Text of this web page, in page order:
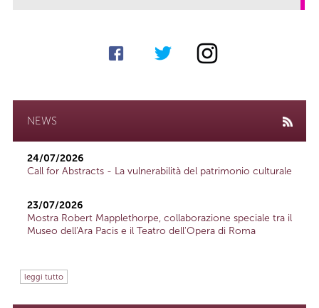
NEWS
24/07/2026
Call for Abstracts - La vulnerabilità del patrimonio culturale
23/07/2026
Mostra Robert Mapplethorpe, collaborazione speciale tra il
Museo dell'Ara Pacis e il Teatro dell'Opera di Roma
leggi tutto